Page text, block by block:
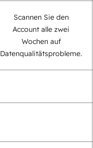
Scannen Sie den
Account alle zwei
Wochen auf
Datenqualitätsprobleme.